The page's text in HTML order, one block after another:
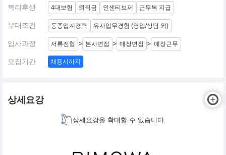
복리후생 4대보험 퇴직금 인센티브제 근무복 지급
우대조건 동종업계경력 유사업무경험 (영업/상담 외)
입사과정 서류전형 > 본사면접 > 매장면접 > 매장근무
모집기간 채용시까지
상세요강
상세요강을 확대할 수 있습니다.